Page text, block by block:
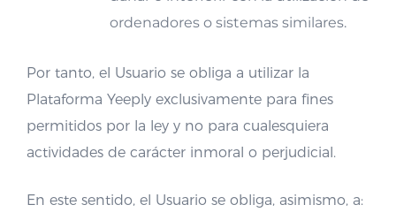
ordenadores o sistemas similares.
Por tanto, el Usuario se obliga a utilizar la
Plataforma Yeeply exclusivamente para fines
permitidos por la ley y no para cualesquiera
actividades de carácter inmoral o perjudicial.
En este sentido, el Usuario se obliga, asimismo, a: